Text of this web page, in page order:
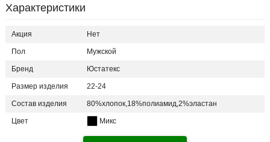
Характеристики
Акция Нет
Пол Мужской
Бренд Юстатекс
Размер изделия 22-24
Состав изделия 80%хлопок,18%полиамид,2%эластан
Цвет Микс